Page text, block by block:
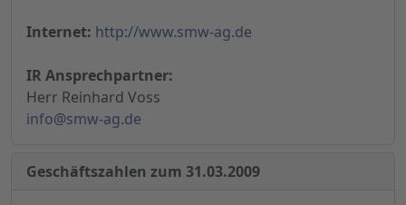
Internet: http://www.smw-ag.de
IR Ansprechpartner:
Herr Reinhard Voss
info@smw-ag.de
Geschäftszahlen zum 31.03.2009